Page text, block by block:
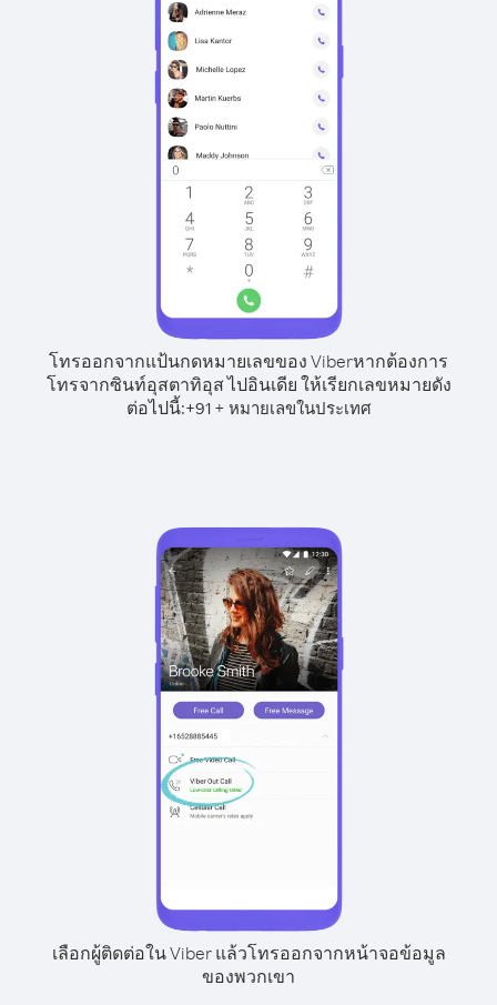
โทรออกจากแป้นกดหมายเลขของ Viberหากต้องการ
โทรจากซินท์อุสตาทิอุส ไปอินเดีย ให้เรียกเลขหมายดัง
ต่อไปนี้:+91+ หมายเลขในประเทศ
เลือกผู้ติดต่อใน Viber แล้วโทรออกจากหน้าจอข้อมูล
ของพวกเขา